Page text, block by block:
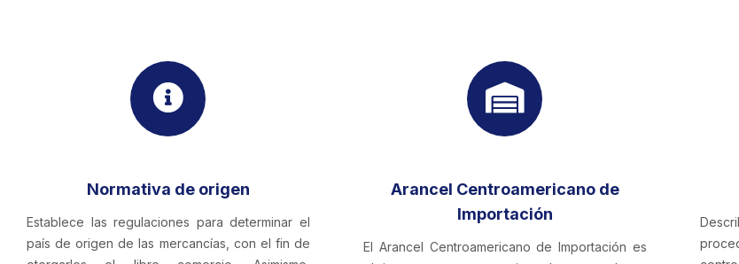
Normativa de origen
Establece las regulaciones para determinar el
país de origen de las mercancías, con el fin de
Arancel Centroamericano de
Importación
El Arancel Centroamericano de Importación es